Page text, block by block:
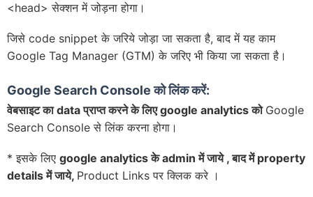
<head> सेक्शन में जोड़ना होगा।
जिसे code snippet के जरिये जोड़ा जा सकता है, बाद में यह काम
Google Tag Manager (GTM) के जरिए भी किया जा सकता है।
Google Search Console को लिंक करें:
वेबसाइट का data प्राप्त करने के लिए google analytics को Google
Search Console से लिंक करना होगा।
* इसके लिए google analytics के admin में जाये , बाद में property
details में जाये, Product Links पर क्लिक करे ।